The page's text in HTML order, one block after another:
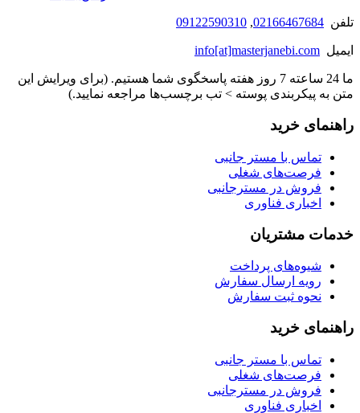
تلفن 02166467684
,
09122590310
ایمیل info[at]masterjanebi.com
ما 24 ساعته 7 روز هفته پاسخگوی شما هستیم. (برای ویرایش این
متن به پیکربندی پوسته > تب برچسب‌ها مراجعه نمایید.)
راهنمای خرید
تماس با مستر جانبی
فرصت‌های شغلی
فروش در مسترجانبی
اخباری فناوری
خدمات مشتریان
شیوه‌های پرداخت
رویه ارسال سفارش
نحوه ثبت سفارش
راهنمای خرید
تماس با مستر جانبی
فرصت‌های شغلی
فروش در مسترجانبی
اخباری فناوری